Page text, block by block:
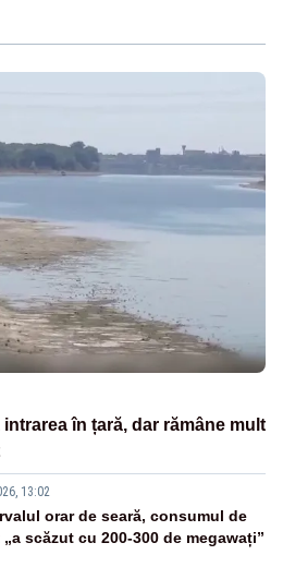
în țară, dar rămâne mult
13:02
orar de seară, consumul de
scăzut cu 200-300 de megawați”